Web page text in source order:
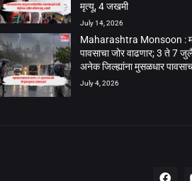
मृत्यू, 4 जखमी
July 14, 2026
Maharashtra Monsoon :
पावसाचा जोर वाढणार; 3 ते 7
अनेक जिल्ह्यांना मुसळधार
July 4, 2026